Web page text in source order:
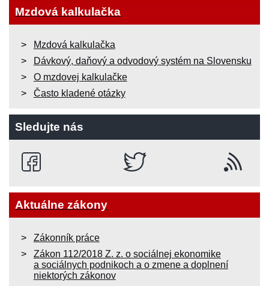
Mzdová kalkulačka
Mzdová kalkulačka
Dávkový, daňový a odvodový systém na Slovensku
O mzdovej kalkulačke
Často kladené otázky
Sledujte nás
Aktuálne zákony
Zákonník práce
Zákon 112/2018 Z. z. o sociálnej ekonomike
a sociálnych podnikoch a o zmene a doplnení
niektorých zákonov